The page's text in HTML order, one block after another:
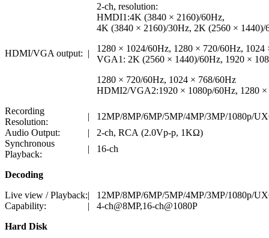
HDMI/VGA output: |
2-ch, resolution:
HMDI1:4K (3840 × 2160)/60Hz,
4K (3840 × 2160)/30Hz, 2K (2560 ×
1280 × 1024/60Hz, 1280 × 720/60Hz, 1024
VGA1: 2K (2560 × 1440)/60Hz, 1920 ×
1280 × 720/60Hz, 1024 × 768/60Hz
HDMI2/VGA2:1920 × 1080p/60Hz, 1280
Recording
Resolution:
|
12MP/8MP/6MP/5MP/4MP/3MP/1080p/
Audio Output:
|
2-ch, RCA (2.0Vp-p, 1KΩ)
Synchronous
Playback:
| 16-ch
Decoding
Live view / Playback:|
12MP/8MP/6MP/5MP/4MP/3MP/1080p/
Capability:
|
4-ch@8MP,16-ch@1080P
Hard Disk